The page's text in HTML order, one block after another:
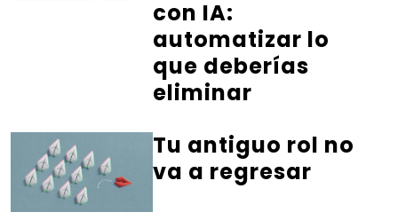
con IA:
automatizar lo
que deberías
eliminar
Tu antiguo rol no
va a regresar